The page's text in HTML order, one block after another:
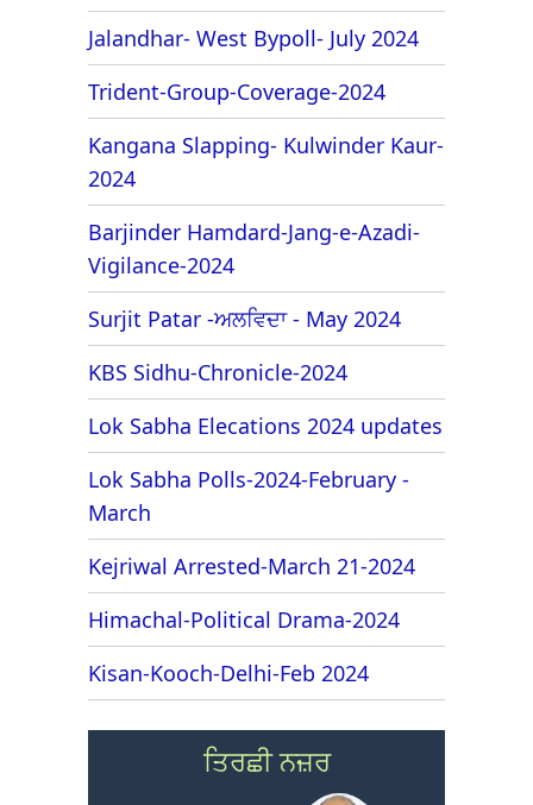
Jalandhar- West Bypoll- July 2024
Trident-Group-Coverage-2024
Kangana Slapping- Kulwinder Kaur-
2024
Barjinder Hamdard-Jang-e-Azadi-
Vigilance-2024
Surjit Patar -ਅਲਵਿਦਾ - May 2024
KBS Sidhu-Chronicle-2024
Lok Sabha Elecations 2024 updates
Lok Sabha Polls-2024-February -
March
Kejriwal Arrested-March 21-2024
Himachal-Political Drama-2024
Kisan-Kooch-Delhi-Feb 2024
ਤਿਰਛੀ ਨਜ਼ਰ